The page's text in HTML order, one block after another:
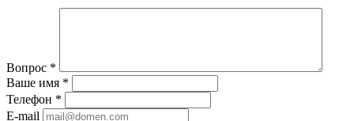
Вопрос *
Ваше имя *
Телефон *
E-mail